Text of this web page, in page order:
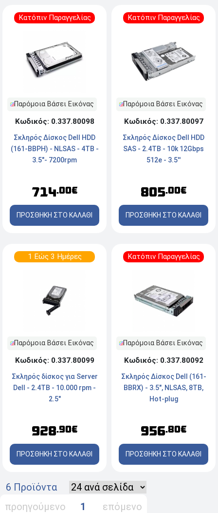
Κατόπιν Παραγγελίας
Παρόμοια Βάσει Εικόνας
Κωδικός: 0.337.80098
Σκληρός Δίσκος Dell HDD
(161-BBPH) - NLSAS - 4TB -
3.5"- 7200rpm
714.00€
ΠΡΟΣΘΗΚΗ ΣΤΟ ΚΑΛΑΘΙ
Κατόπιν Παραγγελίας
Παρόμοια Βάσει Εικόνας
Κωδικός: 0.337.80097
Σκληρός Δίσκος Dell HDD
SAS - 2.4TB - 10k 12Gbps
512e - 3.5''
805.00€
ΠΡΟΣΘΗΚΗ ΣΤΟ ΚΑΛΑΘΙ
1 Εώς 3 Ημέρες
Παρόμοια Βάσει Εικόνας
Κωδικός: 0.337.80099
Σκληρός δίσκος για Server
Dell - 2.4TB - 10.000 rpm -
2.5"
928.90€
ΠΡΟΣΘΗΚΗ ΣΤΟ ΚΑΛΑΘΙ
Κατόπιν Παραγγελίας
Παρόμοια Βάσει Εικόνας
Κωδικός: 0.337.80092
Σκληρός Δίσκος Dell (161-
BBRX) - 3.5", NLSAS, 8TB,
Hot-plug
956.80€
ΠΡΟΣΘΗΚΗ ΣΤΟ ΚΑΛΑΘΙ
6 Προϊόντα
προηγούμενο
1 επόμενο